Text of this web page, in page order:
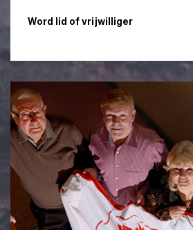
Word lid of vrijwilliger